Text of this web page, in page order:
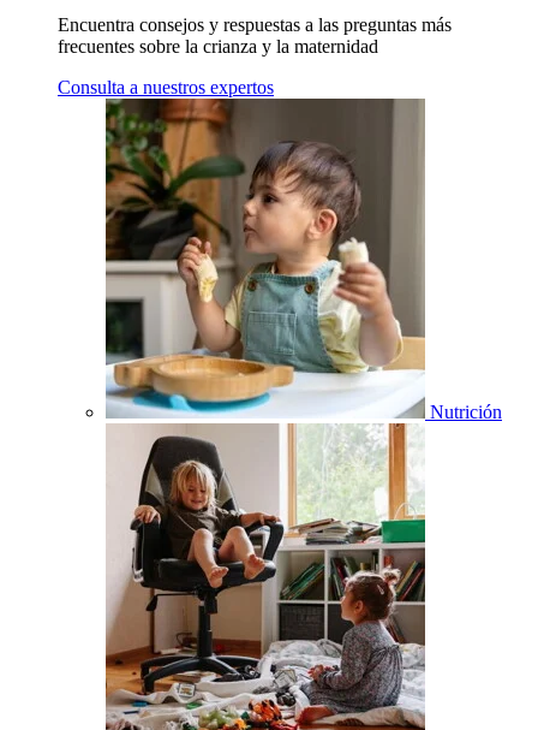
Encuentra consejos y respuestas a las preguntas más
frecuentes sobre la crianza y la maternidad
Consulta a nuestros expertos
Nutrición